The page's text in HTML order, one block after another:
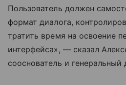
Пользователь должен
формат диалога,
тратить время на освоение
интерфейса», — сказал
сооснователь и генеральный